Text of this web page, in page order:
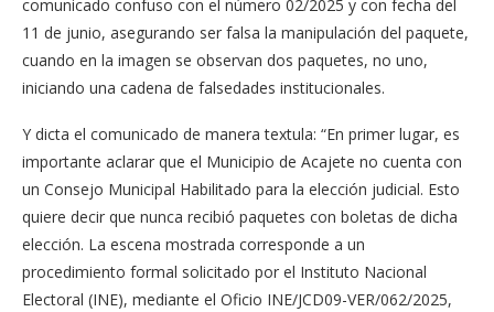
comunicado confuso con el número 02/2025 y con fecha del
11 de junio, asegurando ser falsa la manipulación del paquete,
cuando en la imagen se observan dos paquetes, no uno,
iniciando una cadena de falsedades institucionales.
Y dicta el comunicado de manera textula: “En primer lugar, es
importante aclarar que el Municipio de Acajete no cuenta con
un Consejo Municipal Habilitado para la elección judicial. Esto
quiere decir que nunca recibió paquetes con boletas de dicha
elección. La escena mostrada corresponde a un
procedimiento formal solicitado por el Instituto Nacional
Electoral (INE), mediante el Oficio INE/JCD09-VER/062/2025,